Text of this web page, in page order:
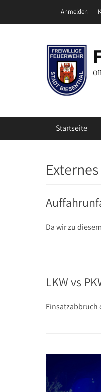
Header
Anmelden
Primäres
Startseite
Da wir zu
LKW vs
Einsatzabbruch